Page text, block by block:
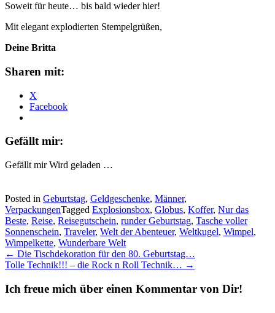
Soweit für heute… bis bald wieder hier!
Mit elegant explodierten Stempelgrüßen,
Deine Britta
Sharen mit:
X
Facebook
Gefällt mir:
Gefällt mir Wird geladen …
Posted in Geburtstag, Geldgeschenke, Männer,
VerpackungenTagged Explosionsbox, Globus, Koffer, Nur das
Beste, Reise, Reisegutschein, runder Geburtstag, Tasche voller
Sonnenschein, Traveler, Welt der Abenteuer, Weltkugel, Wimpel,
Wimpelkette, Wunderbare Welt
Post
navigation
← Die Tischdekoration für den 80. Geburtstag…
Tolle Technik!!! – die Rock n Roll Technik… →
Ich freue mich über einen Kommentar von Dir!